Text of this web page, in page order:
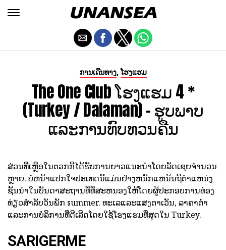
ການເດີນທາງ,ໂຮງແຮມ
The One Club ໂຮງແຮມ 4 *
(Turkey / Dalaman) - ຮູບພາບ
ແລະການທົບທວນຄືນ
ສ່ວນທີ່ເຫຼືອໃນຕວກກີໄດ້ຮັບການຍາວແນະນໍາໂດຍລັດເຊຍຈໍານວນ
ຫຼາຍ. ບໍ່ຫນ້າແປກໃຈປະເທດນີ້ແມ່ນຢ່າງຫນັກແຫນ້ນຖືຕໍາແຫນ່ງ
ຊັ້ນນໍາໃນບັນດາສະຖານທີ່ທີ່ສະຫນອງໃຫ້ໂດຍຜູ້ປະກອບການທ່ອງ
ທ່ຽວສໍາລັບວັນພັກ summer. ທະເລແລະແສງຕາເວັນ, ລາຄາຕ່ໍາ
ແລະການບໍລິການທີ່ດີເລີດໂດຍໃຊ້ໂຮງແຮມທີ່ສຸດໃນ Turkey.
SARIGERME